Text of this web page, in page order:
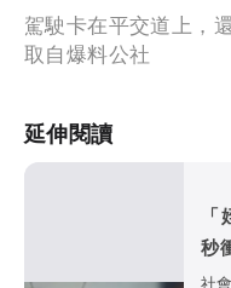
駕駛卡在平交道上，
取自爆料公社
延伸閱讀
秒
通
社會